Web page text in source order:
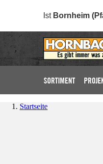
Ist Bornheim
SORTIMENT
Startseite